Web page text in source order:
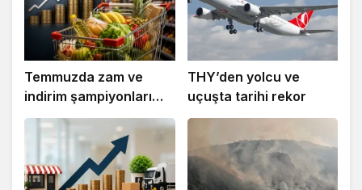
Temmuzda zam ve
indirim şampiyonları
belli oldu
THY’den yolcu ve
uçuşta tarihi rekor